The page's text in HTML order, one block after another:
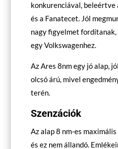
konkurenciával, beleértve
és a Fanatecet. Jól
nagy figyelmet
egy Volkswagenhez.
Az Ares 8nm egy jó alap,
olcsó árú, mivel
terén.
Szenzációk
Az alap 8 nm-es
és ez nem állandó.